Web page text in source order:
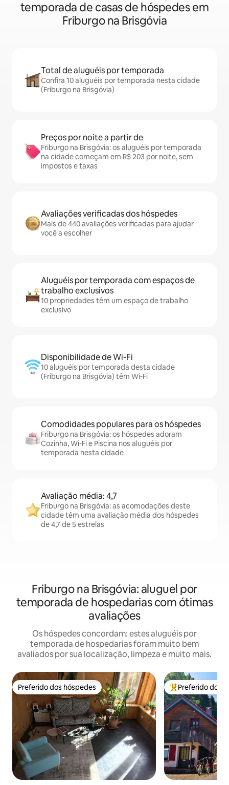
temporada de casas de hóspedes em
Friburgo na Brisgóvia
Total de aluguéis por temporada
Confira 10 aluguéis por temporada nesta cidade
(Friburgo na Brisgóvia)
Preços por noite a partir de
Friburgo na Brisgóvia: os aluguéis por temporada
na cidade começam em R$ 203 por noite, sem
impostos e taxas
Avaliações verificadas dos hóspedes
Mais de 440 avaliações verificadas para ajudar
você a escolher
Aluguéis por temporada com espaços de
trabalho exclusivos
10 propriedades têm um espaço de trabalho
exclusivo
Disponibilidade de Wi-Fi
10 aluguéis por temporada desta cidade
(Friburgo na Brisgóvia) têm Wi-Fi
Comodidades populares para os hóspedes
Friburgo na Brisgóvia: os hóspedes adoram
Cozinha, Wi-Fi e Piscina nos aluguéis por
temporada nesta cidade
Avaliação média: 4,7
Friburgo na Brisgóvia: as acomodações deste
cidade têm uma avaliação média dos hóspedes
de 4,7 de 5 estrelas
Friburgo na Brisgóvia: aluguel por
temporada de hospedarias com ótimas
avaliações
Os hóspedes concordam: estes aluguéis por
temporada de hospedarias foram muito bem
avaliados por sua localização, limpeza e muito mais.
Preferido dos hóspedes
Preferido dos hóspedes Entre os
Preferido dos